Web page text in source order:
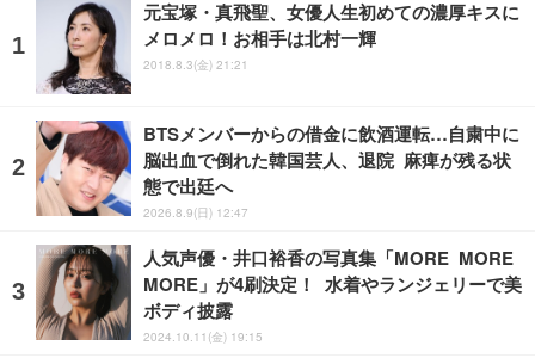
元宝塚・真飛聖、女優人生初めての濃厚キスに
メロメロ！お相手は北村一輝
2018.8.3(金) 21:21
BTSメンバーからの借金に飲酒運転…自粛中に
脳出血で倒れた韓国芸人、退院 麻痺が残る状
態で出廷へ
2026.8.9(日) 12:47
人気声優・井口裕香の写真集「MORE MORE
MORE」が4刷決定！ 水着やランジェリーで美
ボディ披露
2024.10.11(金) 19:15